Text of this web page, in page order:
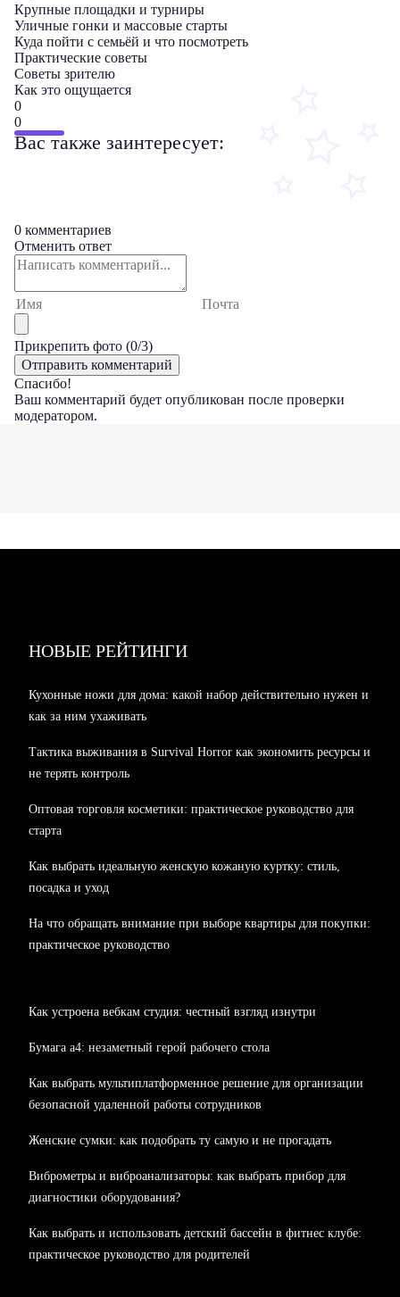
Крупные площадки и турниры
Уличные гонки и массовые старты
Куда пойти с семьёй и что посмотреть
Практические советы
Советы зрителю
Как это ощущается
0
0
Вас также заинтересует:
0 комментариев
Отменить ответ
Прикрепить фото (0/3)
Спасибо!
Ваш комментарий будет опубликован после проверки
модератором.
НОВЫЕ РЕЙТИНГИ
Кухонные ножи для дома: какой набор действительно нужен и
как за ним ухаживать
Тактика выживания в Survival Horror как экономить ресурсы и
не терять контроль
Оптовая торговля косметики: практическое руководство для
старта
Как выбрать идеальную женскую кожаную куртку: стиль,
посадка и уход
На что обращать внимание при выборе квартиры для покупки:
практическое руководство
Как устроена вебкам студия: честный взгляд изнутри
Бумага а4: незаметный герой рабочего стола
Как выбрать мультиплатформенное решение для организации
безопасной удаленной работы сотрудников
Женские сумки: как подобрать ту самую и не прогадать
Виброметры и виброанализаторы: как выбрать прибор для
диагностики оборудования?
Как выбрать и использовать детский бассейн в фитнес клубе:
практическое руководство для родителей